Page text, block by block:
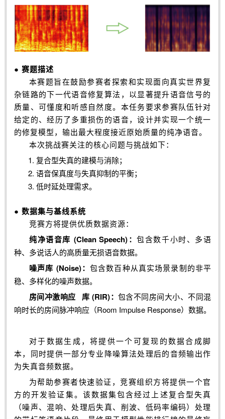
● 赛题描述
本赛题旨在鼓励参赛者探索和实现面向真实世界复
杂链路的下一代语音修复算法，以显著提升语音信号的
质量、可懂度和听感自然度。本任务要求参赛队伍针对
给定的、经历了多重损伤的语音，设计并实现一个统一
的修复模型，输出最大程度接近原始质量的纯净语音。
本次挑战赛关注的核心问题与挑战如下：
1. 复合型失真的建模与消除；
2. 语音保真度与失真抑制的平衡；
3. 低时延处理需求。
● 数据集与基线系统
竞赛方将提供优质数据资源：
纯净语音库 (Clean Speech)：包含数千小时、多语
种、多说话人的高质量无损语音数据。
噪声库 (Noise)： 包含数百种从真实场景录制的非平
稳、多样化的噪声数据。
房间冲激响应 库 (RIR)：包含不同房间大小、不同混
响时长的房间脉冲响应（Room Impulse Response）数据。
对于数据生成，将提供一个可复现的数据合成脚
本，同时提供一部分专业降噪算法处理后的音频输出作
为失真音频数据。
为帮助参赛者快速验证，竞赛组织方将提供一个官
方的开发验证集。该数据集包含经过上述复合型失真
（噪声、混响、处理后失真、削波、低码率编码）处理